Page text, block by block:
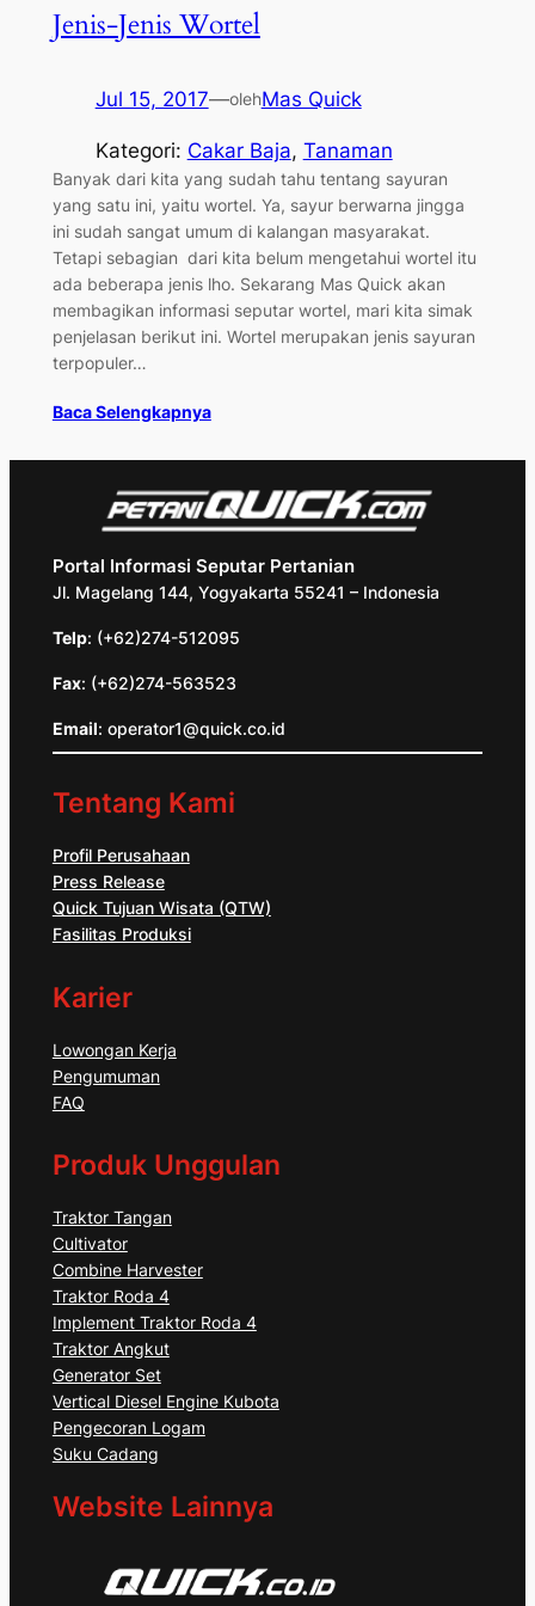
Jenis-Jenis Wortel
Jul 15, 2017—olehMas Quick
Kategori: Cakar Baja, Tanaman
Banyak dari kita yang sudah tahu tentang sayuran
yang satu ini, yaitu wortel. Ya, sayur berwarna jingga
ini sudah sangat umum di kalangan masyarakat.
Tetapi sebagian dari kita belum mengetahui wortel itu
ada beberapa jenis lho. Sekarang Mas Quick akan
membagikan informasi seputar wortel, mari kita simak
penjelasan berikut ini. Wortel merupakan jenis sayuran
terpopuler…
Baca Selengkapnya
Portal Informasi Seputar Pertanian
Jl. Magelang 144, Yogyakarta 55241 – Indonesia
Telp: (+62)274-512095
Fax: (+62)274-563523
Email: operator1@quick.co.id
Tentang Kami
Profil Perusahaan
Press Release
Quick Tujuan Wisata (QTW)
Fasilitas Produksi
Karier
Lowongan Kerja
Pengumuman
FAQ
Produk Unggulan
Traktor Tangan
Cultivator
Combine Harvester
Traktor Roda 4
Implement Traktor Roda 4
Traktor Angkut
Generator Set
Vertical Diesel Engine Kubota
Pengecoran Logam
Suku Cadang
Website Lainnya